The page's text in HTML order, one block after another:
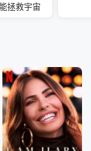
拯救宇宙